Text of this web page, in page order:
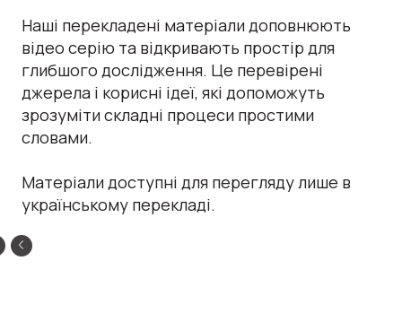
Наші перекладені матеріали доповнюють
відео серію та відкривають простір для
глибшого дослідження. Це перевірені
джерела і корисні ідеї, які допоможуть
зрозуміти складні процеси простими
словами.
Матеріали доступні для перегляду лише в
українському перекладі.